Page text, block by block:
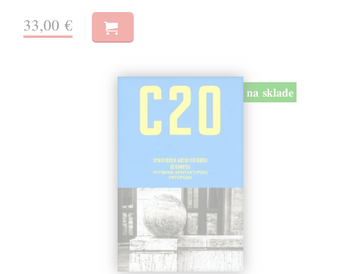
33,00 €
na sklade